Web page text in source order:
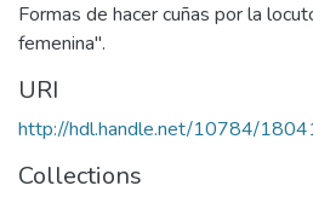
Formas de hacer cuñas por la
femenina".
URI
http://hdl.handle.net/10784/
Collections